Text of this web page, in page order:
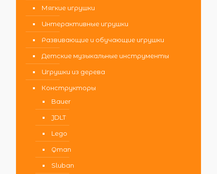
Мягкие игрушки
Интерактивные игрушки
Развивающие и обучающие игрушки
Детские музыкальные инструменты
Игрушки из дерева
Конструкторы
Bauer
JDLT
Lego
Qman
Sluban